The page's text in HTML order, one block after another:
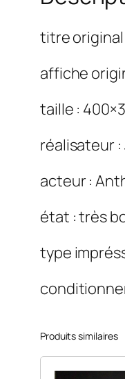
titre original
affiche
taille :
réalisateur
acteur :
état : très
type
Produits similaires